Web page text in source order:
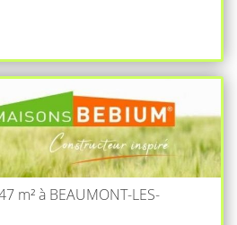
m² à BEAUMONT-LES-